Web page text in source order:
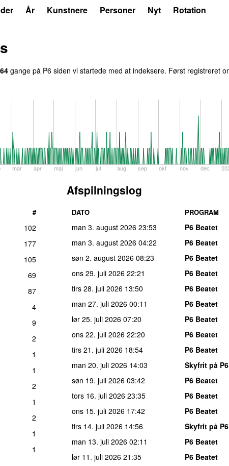
År Kunstnere Personer Nyt Rotation
gange på P6 siden vi startede med at indeksere. Først registreret
mar apr maj jun jul aug sep okt nov dec
#
102
177
105
69
87
4
9
2
1
1
2
1
2
1
1
Afspilningslog
DATO PROGRAM
man 3. august 2026 23:53
P6 Beatet
man 3. august 2026 04:22
P6 Beatet
søn 2. august 2026 08:23
P6 Beatet
ons 29. juli 2026 22:21
P6 Beatet
tirs 28. juli 2026 13:50
P6 Beatet
man 27. juli 2026 00:11
P6 Beatet
lør 25. juli 2026 07:20
P6 Beatet
ons 22. juli 2026 22:20
P6 Beatet
tirs 21. juli 2026 18:54
P6 Beatet
man 20. juli 2026 14:03
Skyfrit på P6
søn 19. juli 2026 03:42
P6 Beatet
tors 16. juli 2026 23:35
P6 Beatet
ons 15. juli 2026 17:42
P6 Beatet
tirs 14. juli 2026 14:56
Skyfrit på P6
man 13. juli 2026 02:11
P6 Beatet
lør 11. juli 2026 21:35
P6 Beatet